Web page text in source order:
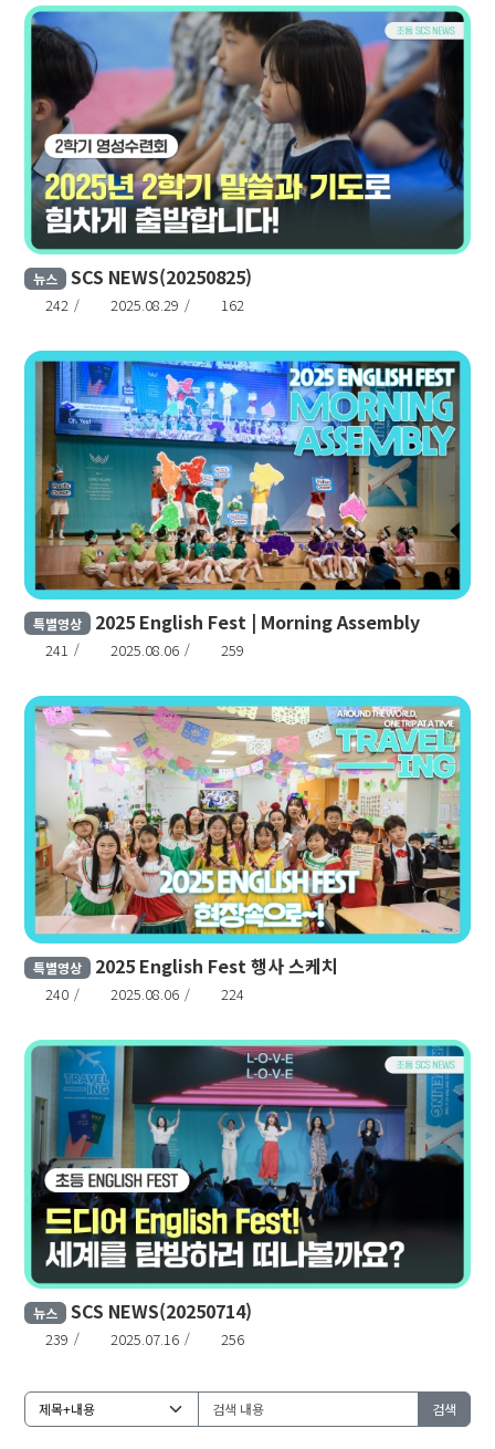
뉴스 SCS NEWS(20250825)
242 2025.08.29 162
특별영상 2025 English Fest | Morning Assembly
241 2025.08.06 259
특별영상 2025 English Fest 행사 스케치
240 2025.08.06 224
뉴스 SCS NEWS(20250714)
239 2025.07.16 256
검색